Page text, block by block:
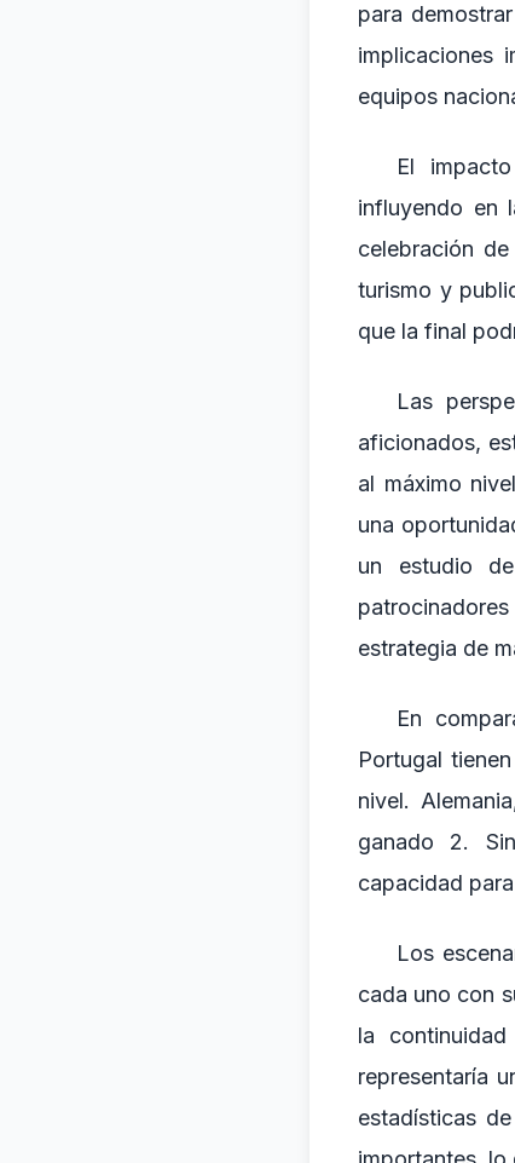
para
implicaciones
equipos
El
influyendo en
celebración
turismo y
que la final
Las
aficionados,
al máximo
una
un estudio
estrategia de
En
Portugal
nivel.
ganado 2.
capacidad
Los
cada uno con
la
representaría
estadísticas